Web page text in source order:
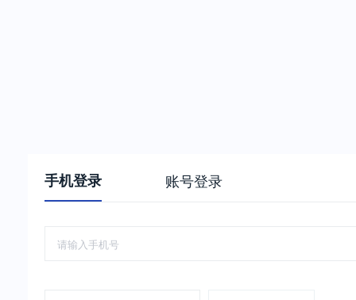
手机登录 账号登录